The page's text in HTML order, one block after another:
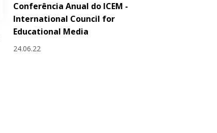
Conferência Anual do ICEM -
International Council for
Educational Media
24.06.22